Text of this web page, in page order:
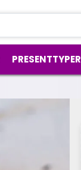
PRESENTTYPER